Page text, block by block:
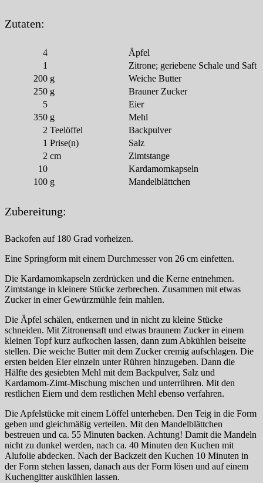
Zutaten:
4
Äpfel
1
Zitrone; geriebene Schale und Saft
200 g
Weiche Butter
250 g
Brauner Zucker
5
Eier
350 g
Mehl
2 Teelöffel
Backpulver
1 Prise(n)
Salz
2 cm
Zimtstange
10
Kardamomkapseln
100 g Mandelblättchen
Zubereitung:
Backofen auf 180 Grad vorheizen.
Eine Springform mit einem Durchmesser von 26 cm einfetten.
Die Kardamomkapseln zerdrücken und die Kerne entnehmen.
Zimtstange in kleinere Stücke zerbrechen. Zusammen mit etwas
Zucker in einer Gewürzmühle fein mahlen.
Die Äpfel schälen, entkernen und in nicht zu kleine Stücke
schneiden. Mit Zitronensaft und etwas braunem Zucker in einem
kleinen Topf kurz aufkochen lassen, dann zum Abkühlen beiseite
stellen. Die weiche Butter mit dem Zucker cremig aufschlagen. Die
ersten beiden Eier einzeln unter Rühren hinzugeben. Dann die
Hälfte des gesiebten Mehl mit dem Backpulver, Salz und
Kardamom-Zimt-Mischung mischen und unterrühren. Mit den
restlichen Eiern und dem restlichen Mehl ebenso verfahren.
Die Apfelstücke mit einem Löffel unterheben. Den Teig in die Form
geben und gleichmäßig verteilen. Mit den Mandelblättchen
bestreuen und ca. 55 Minuten backen. Achtung! Damit die Mandeln
nicht zu dunkel werden, nach ca. 40 Minuten den Kuchen mit
Alufolie abdecken. Nach der Backzeit den Kuchen 10 Minuten in
der Form stehen lassen, danach aus der Form lösen und auf einem
Kuchengitter auskühlen lassen.